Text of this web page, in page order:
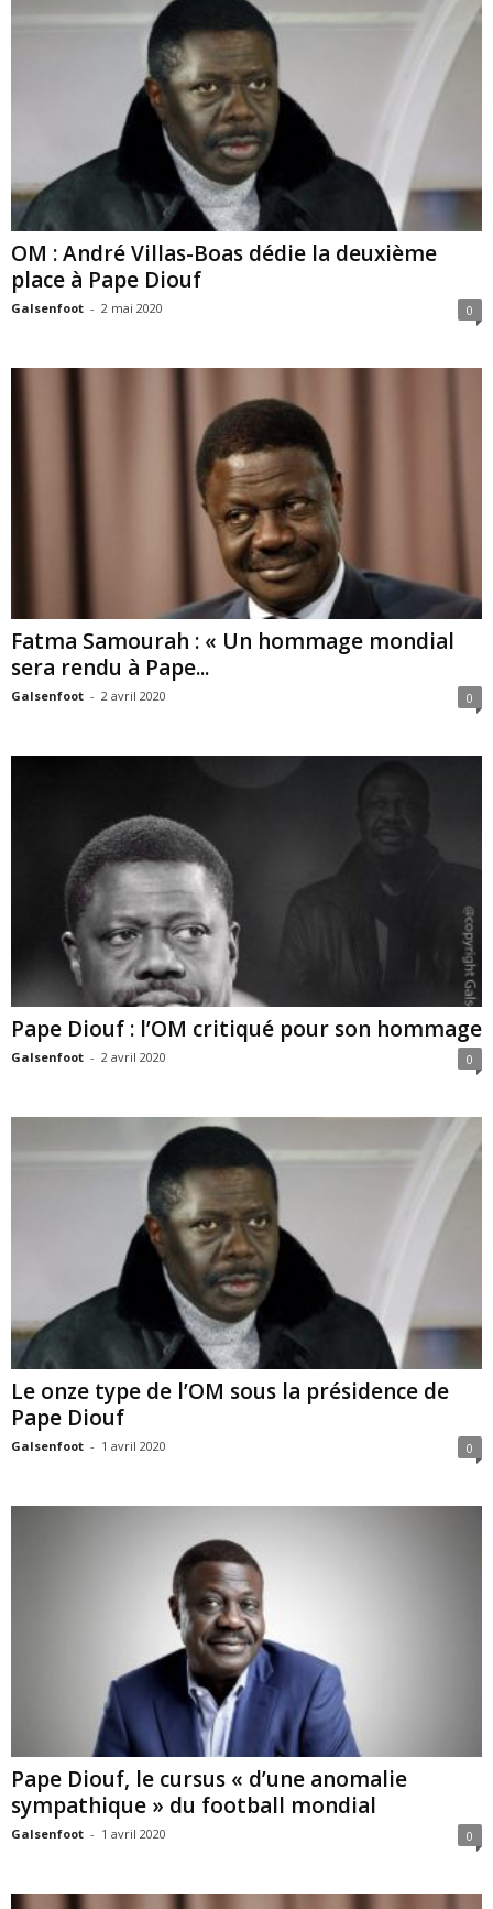
OM : André Villas-Boas dédie la deuxième
place à Pape Diouf
Galsenfoot - 2 mai 2020 0
Fatma Samourah : « Un hommage mondial
sera rendu à Pape...
Galsenfoot - 2 avril 2020 0
Pape Diouf : l’OM critiqué pour son hommage
Galsenfoot - 2 avril 2020 0
Le onze type de l’OM sous la présidence de
Pape Diouf
Galsenfoot - 1 avril 2020 0
Pape Diouf, le cursus « d’une anomalie
sympathique » du football mondial
Galsenfoot - 1 avril 2020 0